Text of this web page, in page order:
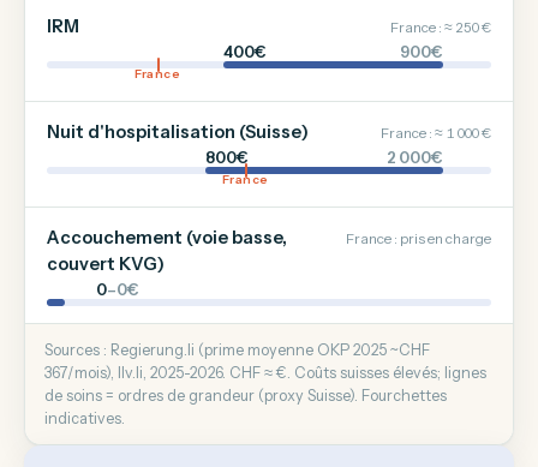
IRM France : ≈ 250 €
400€ 900€
France
Nuit d'hospitalisation (Suisse) France : ≈ 1 000 €
800€ 2 000€
France
Accouchement (voie basse,
couvert KVG)
France : pris en charge
0–0€
Sources : Regierung.li (prime moyenne OKP 2025 ~CHF
367/mois), llv.li, 2025-2026. CHF ≈ €. Coûts suisses élevés; lignes
de soins = ordres de grandeur (proxy Suisse). Fourchettes
indicatives.